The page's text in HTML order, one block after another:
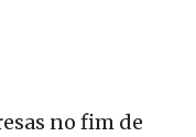
no fim de